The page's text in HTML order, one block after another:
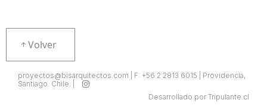
Volver
proyectos@bisarquitectos.com | F: +56 2 2813 6015 | Providencia,
Santiago. Chile. |
Desarrollado por Tripulante.cl